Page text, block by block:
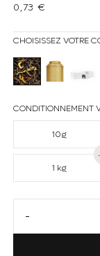
Prix habituel
0,73 €
CHOISISSEZ VOTRE
Thé noir Il était
Boite thé
Il
CONDITIONNEMENT
10g
1 kg
Réduire la